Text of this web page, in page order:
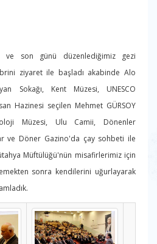
ve son günü düzenlediğimiz gezi
ziyaret ile başladı akabinde Alo
Sokağı, Kent Müzesi, UNESCO
Hazinesi seçilen Mehmet GÜRSOY
Müzesi, Ulu Camii, Dönenler
ve Döner Gazino'da çay sohbeti ile
Müftülüğü'nün misafirlerimiz için
sonra kendilerini uğurlayarak